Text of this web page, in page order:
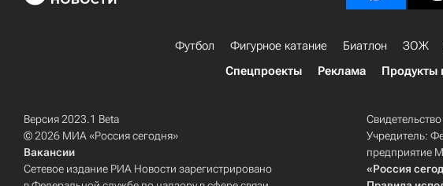
Футбол Фигурное катание Биатлон ЗОЖ
Спецпроекты
Реклама Продукты
Версия 2023.1 Beta
© 2026 МИА «Россия сегодня»
Вакансии
Сетевое издание РИА Новости зарегистрировано
Учредитель:
предприятие
«Россия